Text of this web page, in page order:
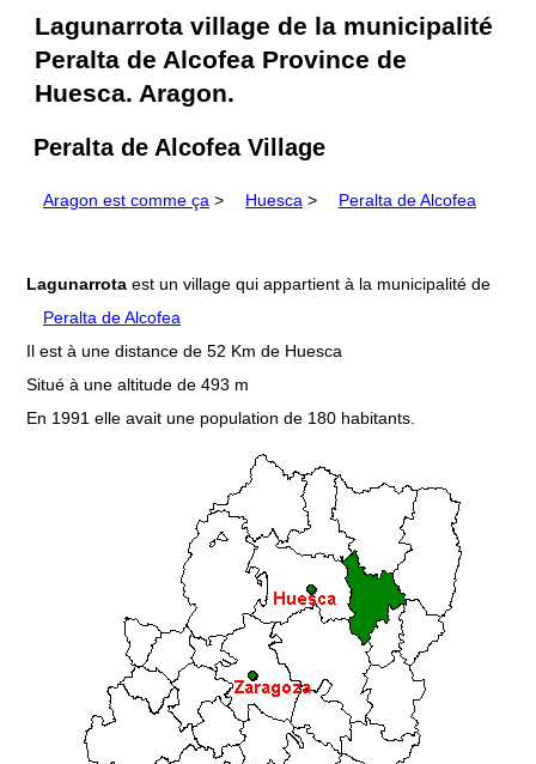
Lagunarrota village de la municipalité
Peralta de Alcofea Province de
Huesca. Aragon.
Peralta de Alcofea Village
Aragon est comme ça > Huesca > Peralta de Alcofea
Lagunarrota est un village qui appartient à la municipalité de
Peralta de Alcofea
Il est à une distance de 52 Km de Huesca
Situé à une altitude de 493 m
En 1991 elle avait une population de 180 habitants.